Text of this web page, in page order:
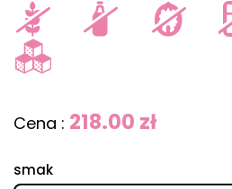
Cena : 218.00 zł
smak